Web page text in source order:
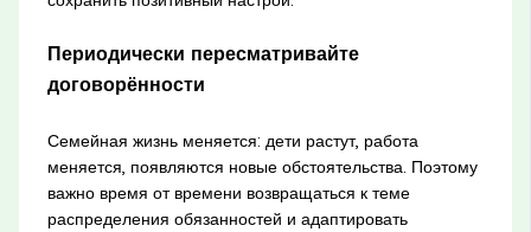
Периодически пересматривайте
договорённости
Семейная жизнь меняется: дети растут, работа
меняется, появляются новые обстоятельства. Поэтому
важно время от времени возвращаться к теме
распределения обязанностей и адаптировать